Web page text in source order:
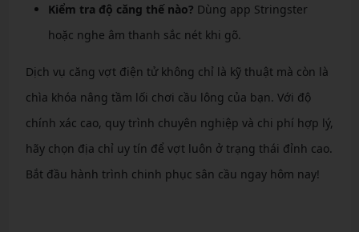
Kiểm tra độ căng thế nào? Dùng app Stringster
hoặc nghe âm thanh sắc nét khi gõ.
Dịch vụ căng vợt điện tử không chỉ là kỹ thuật mà còn là
chìa khóa nâng tầm lối chơi cầu lông của bạn. Với độ
chính xác cao, quy trình chuyên nghiệp và chi phí hợp lý,
hãy chọn địa chỉ uy tín để vợt luôn ở trạng thái đỉnh cao.
Bắt đầu hành trình chinh phục sân cầu ngay hôm nay!